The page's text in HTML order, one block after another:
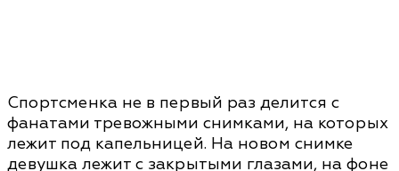
Спортсменка не в первый раз делится с
фанатами тревожными снимками, на которых
лежит под капельницей. На новом снимке
девушка лежит с закрытыми глазами, на фоне